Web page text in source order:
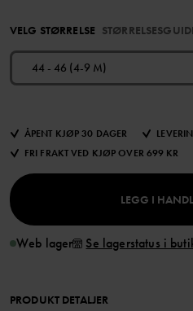
VELG STØRRELSE
44 - 46 (4-9 M)
ÅPENT KJØP 30 DAGER
FRI FRAKT VED KJØP OVER 699 KR
LEGG I
Web lager Se lagerstatus i
PRODUKT DETALJER